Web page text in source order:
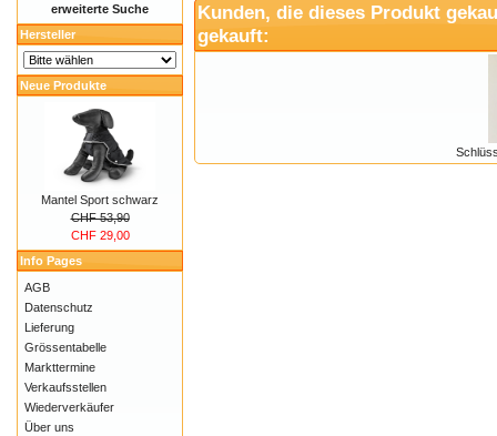
Kunden, die dieses Produkt
gekauft:
erweiterte Suche
Hersteller
Neue Produkte
Mantel Sport schwarz
CHF 53,90
CHF 29,00
Info Pages
AGB
Datenschutz
Lieferung
Grössentabelle
Markttermine
Verkaufsstellen
Wiederverkäufer
Über uns